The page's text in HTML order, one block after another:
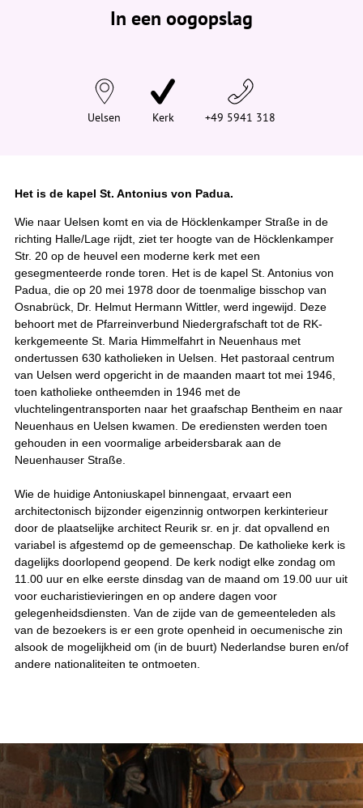
In een oogopslag
Uelsen Kerk +49 5941 318
Het is de kapel St. Antonius von Padua.
Wie naar Uelsen komt en via de Höcklenkamper Straße in de
richting Halle/Lage rijdt, ziet ter hoogte van de Höcklenkamper
Str. 20 op de heuvel een moderne kerk met een
gesegmenteerde ronde toren. Het is de kapel St. Antonius von
Padua, die op 20 mei 1978 door de toenmalige bisschop van
Osnabrück, Dr. Helmut Hermann Wittler, werd ingewijd. Deze
behoort met de Pfarreinverbund Niedergrafschaft tot de RK-
kerkgemeente St. Maria Himmelfahrt in Neuenhaus met
ondertussen 630 katholieken in Uelsen. Het pastoraal centrum
van Uelsen werd opgericht in de maanden maart tot mei 1946,
toen katholieke ontheemden in 1946 met de
vluchtelingentransporten naar het graafschap Bentheim en naar
Neuenhaus en Uelsen kwamen. De erediensten werden toen
gehouden in een voormalige arbeidersbarak aan de
Neuenhauser Straße.
Wie de huidige Antoniuskapel binnengaat, ervaart een
architectonisch bijzonder eigenzinnig ontworpen kerkinterieur
door de plaatselijke architect Reurik sr. en jr. dat opvallend en
variabel is afgestemd op de gemeenschap. De katholieke kerk is
dagelijks doorlopend geopend. De kerk nodigt elke zondag om
11.00 uur en elke eerste dinsdag van de maand om 19.00 uur uit
voor eucharistievieringen en op andere dagen voor
gelegenheidsdiensten. Van de zijde van de gemeenteleden als
van de bezoekers is er een grote openheid in oecumenische zin
alsook de mogelijkheid om (in de buurt) Nederlandse buren en/of
andere nationaliteiten te ontmoeten.